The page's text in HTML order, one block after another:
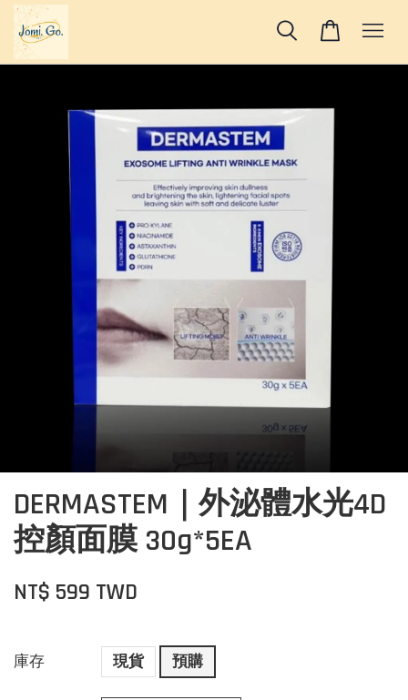
DERMASTEM｜外泌體水光4D
控顏面膜 30g*5EA
NT$ 599 TWD
庫存 現貨 預購